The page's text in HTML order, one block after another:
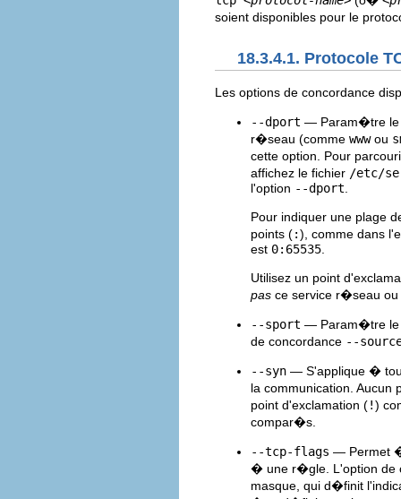
soient disponibles pour le
18.3.4.1. Protocole
Les options de concordance
--dport — Param�tre le
r�seau (comme wwwou
cette option. Pour
affichez le fichier /etc/
l'option --dport
Pour indiquer une plage
points (:), comme dans
est 0:65535
Utilisez un point
pas ce service r�seau ou
--sport — Param�tre le
de concordance --
--syn — S'applique �
la communication.
point d'exclamation (!)
compar�s.
--tcp-flags — Permet
� une r�gle. L'option de
masque, qui d�finit